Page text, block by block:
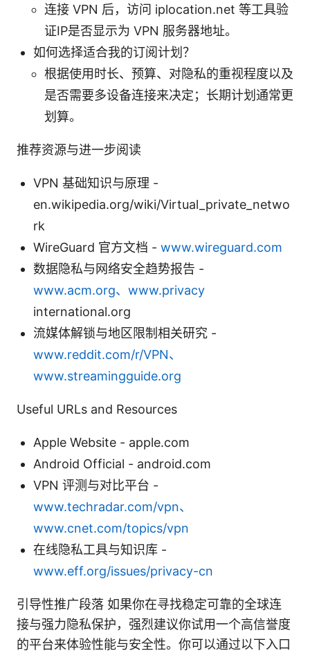
连接 VPN 后，访问 iplocation.net 等工具验
证IP是否显示为 VPN 服务器地址。
如何选择适合我的订阅计划？
根据使用时长、预算、对隐私的重视程度以及
是否需要多设备连接来决定；长期计划通常更
划算。
推荐资源与进一步阅读
VPN 基础知识与原理 -
en.wikipedia.org/wiki/Virtual_private_netwo
rk
WireGuard 官方文档 - www.wireguard.com
数据隐私与网络安全趋势报告 -
www.acm.org、www.privacy
international.org
流媒体解锁与地区限制相关研究 -
www.reddit.com/r/VPN、
www.streamingguide.org
Useful URLs and Resources
Apple Website - apple.com
Android Official - android.com
VPN 评测与对比平台 -
www.techradar.com/vpn、
www.cnet.com/topics/vpn
在线隐私工具与知识库 -
www.eff.org/issues/privacy-cn
引导性推广段落 如果你在寻找稳定可靠的全球连
接与强力隐私保护，强烈建议你试用一个高信誉度
的平台来体验性能与安全性。你可以通过以下入口